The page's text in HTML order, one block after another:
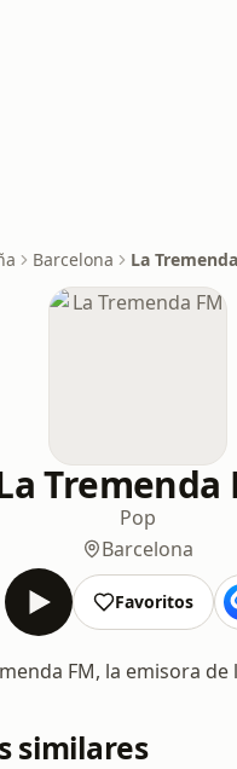
Barcelona La
Tremenda
Pop
Barcelona
Favoritos
FM, la emisora
similares